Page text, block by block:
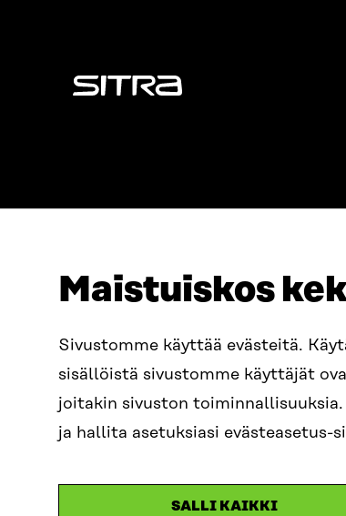
Maistuiskos
Sivustomme käyttää evästeitä.
sisällöistä sivustomme käyttäjät
joitakin sivuston
ja hallita asetuksiasi evästeasetus-
SALLI KAIKKI
Sitra
00181 Helsingfors
Ankomstinstruktioner
FÖRETAGS-ID
0202132-3